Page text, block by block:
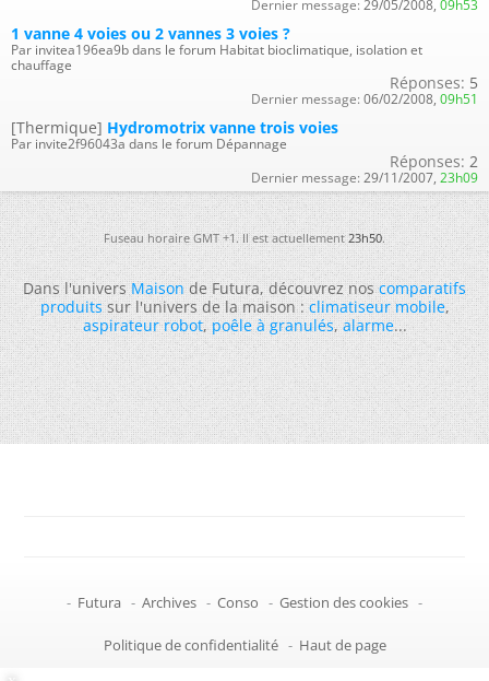
Dernier message: 29/05/2008, 09h53
1 vanne 4 voies ou 2 vannes 3 voies ?
Par invitea196ea9b dans le forum Habitat bioclimatique, isolation et
chauffage
Réponses: 5
Dernier message: 06/02/2008, 09h51
[Thermique] Hydromotrix vanne trois voies
Par invite2f96043a dans le forum Dépannage
Réponses: 2
Dernier message: 29/11/2007, 23h09
Fuseau horaire GMT +1. Il est actuellement23h50.
Dans l'universMaisonde Futura, découvrez noscomparatifs
produitssur l'univers de la maison :climatiseur mobile,
aspirateur robot,poêle à granulés,alarme...
- Futura - Archives - Conso - Gestion des cookies -
Politique de confidentialité - Haut de page